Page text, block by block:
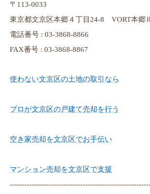
〒113-0033
東京都文京区本郷４丁目24-8 VORT本郷
電話番号 : 03-3868-8866
FAX番号 : 03-3868-8867
使わない文京区の土地の取引なら
プロが文京区の戸建て売却を行う
空き家売却を文京区でお手伝い
マンション売却を文京区で支援